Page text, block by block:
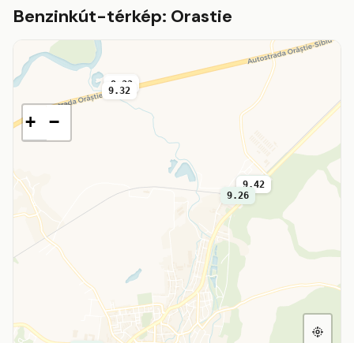
Benzinkút-térkép: Orastie
9.26
9.36
9.32
9.32
9.42
4.70
+ −